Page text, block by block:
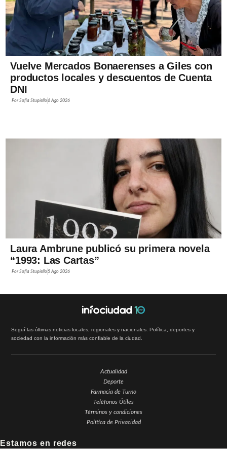
Vuelve Mercados Bonaerenses a Giles con
productos locales y descuentos de Cuenta
DNI
PorSofía Stupiello6 Ago 2026
Laura Ambrune publicó su primera novela
“1993: Las Cartas”
PorSofía Stupiello 5 Ago 2026
Seguí las últimas noticias locales, regionales y nacionales. Política, deportes y
sociedad con la información más confiable de la ciudad.
Actualidad
Deporte
Farmacia de Turno
Teléfonos Útiles
Términos y condiciones
Política de Privacidad
Estamos en redes